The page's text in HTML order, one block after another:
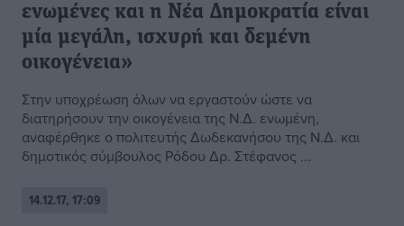
ενωμένες και η Νέα Δημοκρατία είναι
μία μεγάλη, ισχυρή και δεμένη
οικογένεια»
Στην υποχρέωση όλων να εργαστούν ώστε να
διατηρήσουν την οικογένεια της Ν.Δ. ενωμένη,
αναφέρθηκε ο πολιτευτής Δωδεκανήσου της Ν.Δ. και
δημοτικός σύμβουλος Ρόδου Δρ. Στέφανος ...
14.12.17, 17:09